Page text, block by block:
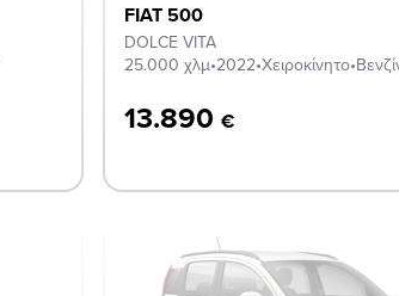
FIAT 500
DOLCE VITA
25.000 χλμ•2022•Χειροκίνητο•
13.890 €